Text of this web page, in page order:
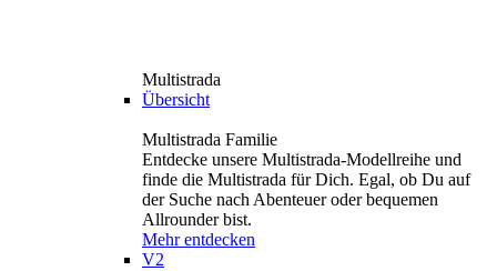
Multistrada
Übersicht
Multistrada Familie
Entdecke unsere Multistrada-Modellreihe und
finde die Multistrada für Dich. Egal, ob Du auf
der Suche nach Abenteuer oder bequemen
Allrounder bist.
Mehr entdecken
V2